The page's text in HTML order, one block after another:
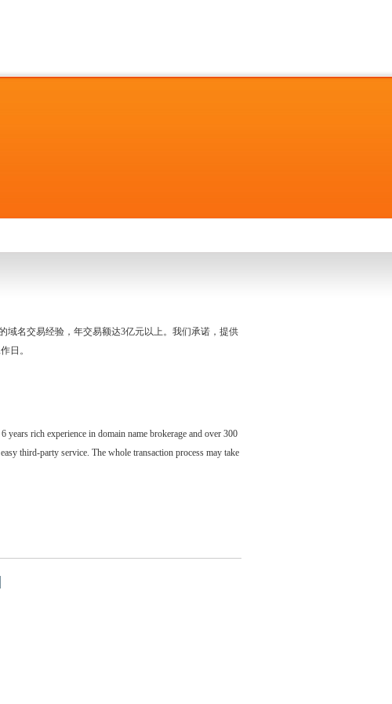
域名交易经验，年交易额达3亿元以上。我们承诺，提供
日。
rich experience in domain name brokerage and over 300
third-party service. The whole transaction process may take